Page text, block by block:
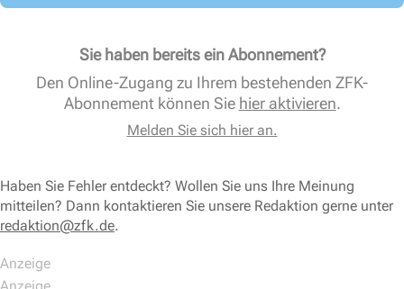
Sie haben bereits ein Abonnement?
Den Online-Zugang zu Ihrem bestehenden ZFK-
Abonnement können Sie hier aktivieren.
Melden Sie sich hier an.
Haben Sie Fehler entdeckt? Wollen Sie uns Ihre Meinung
mitteilen? Dann kontaktieren Sie unsere Redaktion gerne unter
redaktion@zfk.de.